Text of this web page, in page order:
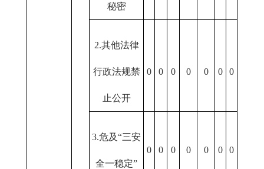
秘密
2.其他法律
行政法规禁
止公开
0 0 0 0 0 0 0
3.危及“三安
全一稳定”
0 0 0 0 0 0 0